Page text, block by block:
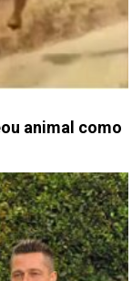
animal como